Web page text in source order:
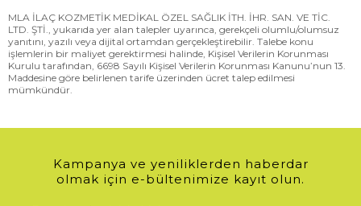
MLA İLAÇ KOZMETİK MEDİKAL ÖZEL SAĞLIK İTH. İHR. SAN. VE TİC.
LTD. ŞTİ., yukarıda yer alan talepler uyarınca, gerekçeli olumlu/olumsuz
yanıtını, yazılı veya dijital ortamdan gerçekleştirebilir. Talebe konu
işlemlerin bir maliyet gerektirmesi halinde, Kişisel Verilerin Korunması
Kurulu tarafından, 6698 Sayılı Kişisel Verilerin Korunması Kanunu’nun 13.
Maddesine göre belirlenen tarife üzerinden ücret talep edilmesi
mümkündür.
Kampanya ve yeniliklerden haberdar
olmak için e-bültenimize kayıt olun.